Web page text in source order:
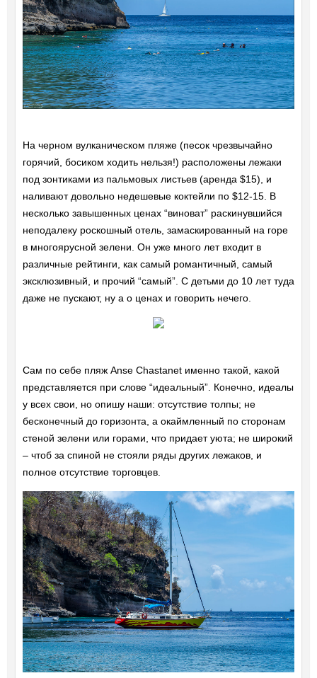
На черном вулканическом пляже (песок чрезвычайно
горячий, босиком ходить нельзя!) расположены лежаки
под зонтиками из пальмовых листьев (аренда $15), и
наливают довольно недешевые коктейли по $12-15. В
несколько завышенных ценах “виноват” раскинувшийся
неподалеку роскошный отель, замаскированный на горе
в многоярусной зелени. Он уже много лет входит в
различные рейтинги, как самый романтичный, самый
эксклюзивный, и прочий “самый”. С детьми до 10 лет туда
даже не пускают, ну а о ценах и говорить нечего.
Сам по себе пляж Anse Chastanet именно такой, какой
представляется при слове “идеальный”. Конечно, идеалы
у всех свои, но опишу наши: отсутствие толпы; не
бесконечный до горизонта, а окаймленный по сторонам
стеной зелени или горами, что придает уюта; не широкий
– чтоб за спиной не стояли ряды других лежаков, и
полное отсутствие торговцев.